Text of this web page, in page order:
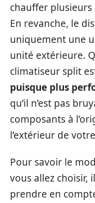
chauffer
En revanche, le
uniquement une
unité extérieure.
climatiseur split
puisque plus
qu’il n’est pas
composants à
l’extérieur de
Pour savoir le
vous allez choisir,
prendre en